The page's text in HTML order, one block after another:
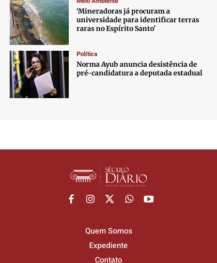
‘Mineradoras já procuram a
universidade para identificar terras
raras no Espírito Santo’
Política
Norma Ayub anuncia desistência de
pré-candidatura a deputada estadual
Quem Somos
Expediente
Contato